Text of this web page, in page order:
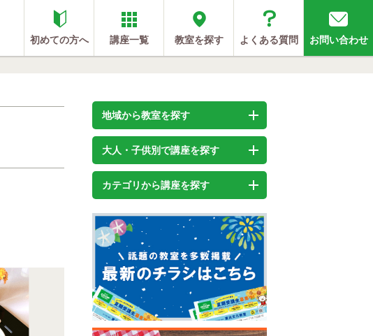
初めての方へ 講座一覧 教室を探す よくある質問 お問い合わせ
地域から教室を探す
大人・子供別で講座を探す
カテゴリから講座を探す